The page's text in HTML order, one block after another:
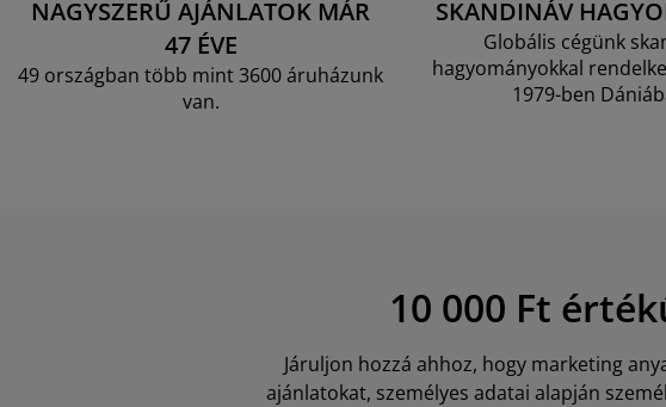
NAGYSZERŰ AJÁNLATOK MÁR
47 ÉVE
49 országban több mint 3600 áruházunk
van.
SKANDINÁV
Globális cégünk
hagyományokkal
1979-ben
10 000 Ft
Járuljon hozzá ahhoz, hogy marketing
ajánlatokat, személyes adatai alapján